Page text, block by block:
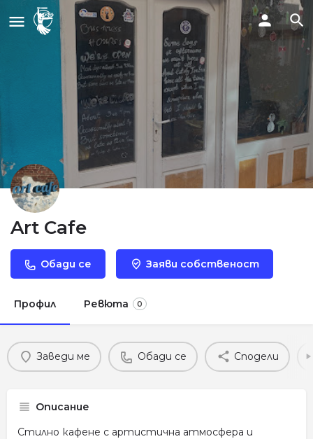
Art Cafe
Обади се Заяви собственост
Профил Ревюта 0
Заведи ме Обади се Сподели
Описание
Стилно кафене с артистична атмосфера и